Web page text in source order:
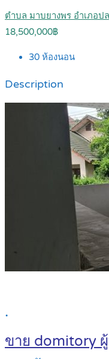
ตำบล มาบยางพร อำเภอป
18,500,000฿
30 ห้องนอน
Description
.
ขาย domitory